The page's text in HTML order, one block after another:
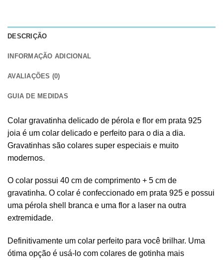
DESCRIÇÃO
INFORMAÇÃO ADICIONAL
AVALIAÇÕES (0)
GUIA DE MEDIDAS
Colar gravatinha delicado de pérola e flor em prata 925
joia é um colar delicado e perfeito para o dia a dia.
Gravatinhas são colares super especiais e muito
modernos.
O colar possui 40 cm de comprimento + 5 cm de
gravatinha. O colar é confeccionado em prata 925 e possui
uma pérola shell branca e uma flor a laser na outra
extremidade.
Definitivamente um colar perfeito para você brilhar. Uma
ótima opção é usá-lo com colares de gotinha mais